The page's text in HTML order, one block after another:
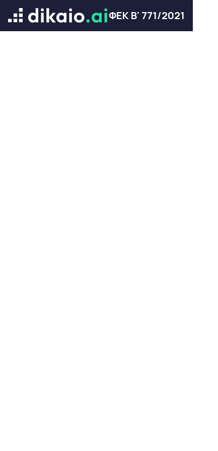
ΦΕΚ Β' 771/2021